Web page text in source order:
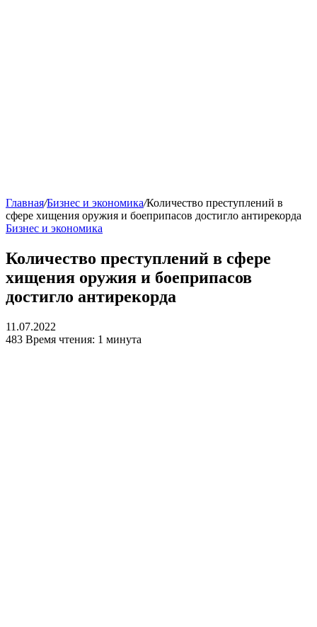
Главная/Бизнес и экономика/Количество преступлений в
сфере хищения оружия и боеприпасов достигло антирекорда
Бизнес и экономика
Количество преступлений в сфере
хищения оружия и боеприпасов
достигло антирекорда
11.07.2022
483 Время чтения: 1 минута